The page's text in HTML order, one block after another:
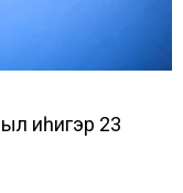
иһигэр 23